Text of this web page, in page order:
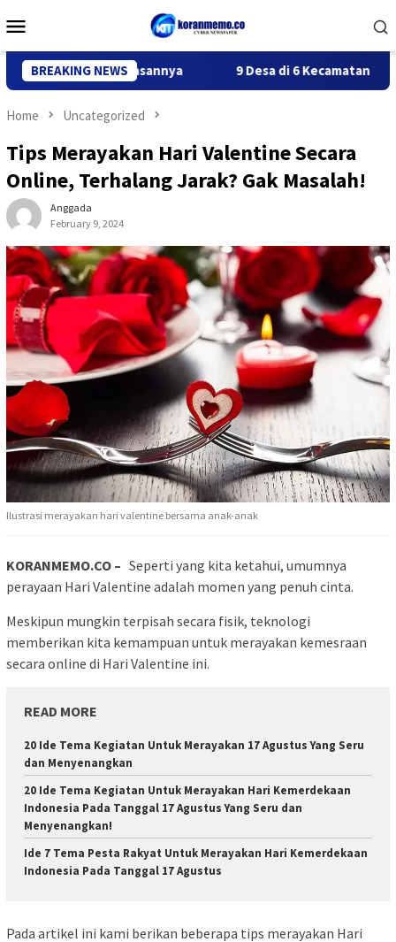
to
Menu
BREAKING NEWS
Ini Alasannya 9 Desa di 6 Kecamatan
Home Uncategorized
Tips Merayakan Hari Valentine Secara
Online, Terhalang Jarak? Gak Masalah!
Anggada
February 9, 2024
Ilustrasi merayakan hari valentine bersama anak-anak
KORANMEMO.CO – Seperti yang kita ketahui, umumnya
perayaan Hari Valentine adalah momen yang penuh cinta.
Meskipun mungkin terpisah secara fisik, teknologi
memberikan kita kemampuan untuk merayakan kemesraan
secara online di Hari Valentine ini.
READ MORE
20 Ide Tema Kegiatan Untuk Merayakan 17 Agustus Yang Seru
dan Menyenangkan
20 Ide Tema Kegiatan Untuk Merayakan Hari Kemerdekaan
Indonesia Pada Tanggal 17 Agustus Yang Seru dan
Menyenangkan!
Ide 7 Tema Pesta Rakyat Untuk Merayakan Hari Kemerdekaan
Indonesia Pada Tanggal 17 Agustus
Pada artikel ini kami berikan beberapa tips merayakan Hari